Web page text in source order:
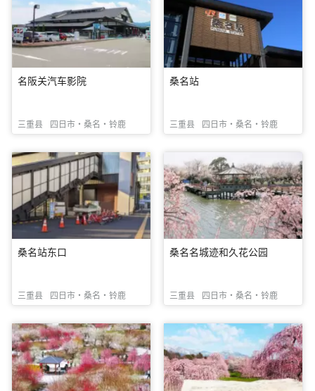
名阪关汽车影院
三重县 四日市・桑名・铃鹿
桑名站
三重县 四日市・桑名・铃鹿
桑名站东口
三重县 四日市・桑名・铃鹿
桑名名城迹和久花公园
三重县 四日市・桑名・铃鹿